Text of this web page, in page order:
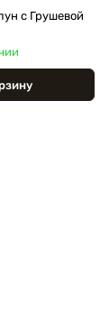
с Грушевой